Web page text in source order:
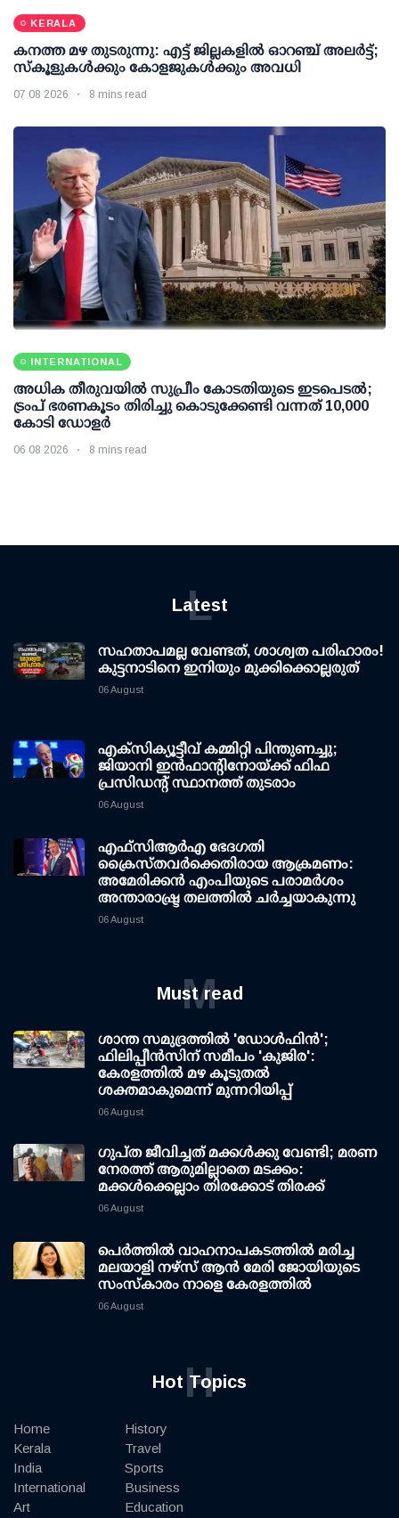
KERALA
കനത്ത മഴ തുടരുന്നു: എട്ട് ജില്ലകളില്‍ ഓറഞ്ച് അലര്‍ട്ട്;
സ്‌കൂളുകള്‍ക്കും കോളജുകള്‍ക്കും അവധി
07 08 2026 8 mins read
INTERNATIONAL
അധിക തീരുവയില്‍ സുപ്രീം കോടതിയുടെ ഇടപെടല്‍;
ട്രംപ് ഭരണകൂടം തിരിച്ചു കൊടുക്കേണ്ടി വന്നത് 10,000
കോടി ഡോളര്‍
06 08 2026 8 mins read
Latest
L
സഹതാപമല്ല വേണ്ടത്, ശാശ്വത പരിഹാരം!
കുട്ടനാടിനെ ഇനിയും മുക്കിക്കൊല്ലരുത്
06 August
എക്സിക്യൂട്ടീവ് കമ്മിറ്റി പിന്തുണച്ചു;
ജിയാനി ഇന്‍ഫാന്റിനോയ്ക്ക് ഫിഫ
പ്രസിഡന്റ് സ്ഥാനത്ത് തുടരാം
06 August
എഫ്‌സി‌ആര്‍‌എ ഭേദഗതി
ക്രൈസ്തവർക്കെതിരായ ആക്രമണം:
അമേരിക്കൻ എംപിയുടെ പരാമർശം
അന്താരാഷ്ട്ര തലത്തിൽ ചർച്ചയാകുന്നു
06 August
Must read
M
ശാന്ത സമുദ്രത്തില്‍ 'ഡോള്‍ഫിന്‍';
ഫിലിപ്പീന്‍സിന് സമീപം 'കുജിര':
കേരളത്തില്‍ മഴ കൂടുതല്‍
ശക്തമാകുമെന്ന് മുന്നറിയിപ്പ്
06 August
ഗുപ്ത ജീവിച്ചത് മക്കള്‍ക്കു വേണ്ടി; മരണ
നേരത്ത് ആരുമില്ലാതെ മടക്കം:
മക്കള്‍ക്കെല്ലാം തിരക്കോട് തിരക്ക്
06 August
പെർത്തിൽ വാഹനാപകടത്തിൽ മരിച്ച
മലയാളി നഴ്സ് ആൻ മേരി ജോയിയുടെ
സംസ്കാരം നാളെ കേരളത്തിൽ
06 August
Hot Topics
H
Home
Kerala
India
International
Art
History
Travel
Sports
Business
Education